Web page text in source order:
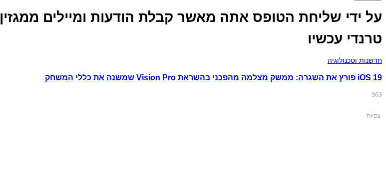
על ידי שליחת הטופס אתה מאשר קבלת הודעות ומיילים ממגזין MoonMan (מבטיחים בלי ספאם :)
טרנדי עכשיו
חדשנות וטכנולוגיה
iOS 19 פורץ את השגרה: ממשק מצלמה מהפכני בהשראת Vision Pro שמשנה את כללי המשחק
963
צפיות